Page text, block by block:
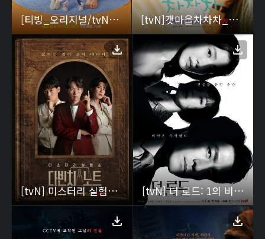
[티빙_오리지널/tvN] 유미의 세포들 [tvN]갯마을차차차_포스터
[tvN] 미스터리 실험쇼 ‘다빈치 노트 ‘ 포스터 [tvN] 더 로드: 1의 비극_ 대표이미지